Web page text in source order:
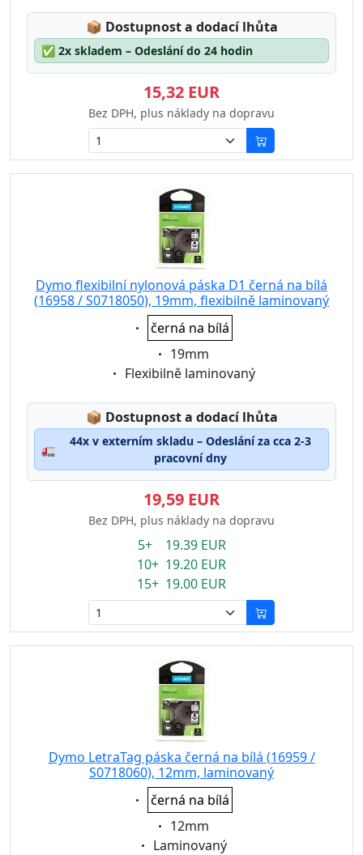
📦 Lagerstatus:
Dostupnost a dodací lhůta
✅ 2x skladem – Odeslání do 24 hodin
15,32 EUR
Bez DPH, plus náklady na dopravu
Dymo flexibilní nylonová páska D1 černá na bílá
(16958 / S0718050), 19mm, flexibilně laminovaný
Eigenschaft:
černá na bílá
Eigenschaft:
19mm
Eigenschaft:
Flexibilně laminovaný
📦 Lagerstatus:
Dostupnost a dodací lhůta
🚛
44x v externím skladu – Odeslání za cca 2-3
pracovní dny
19,59 EUR
Bez DPH, plus náklady na dopravu
5+ 19.39 EUR
10+ 19.20 EUR
15+ 19.00 EUR
Dymo LetraTag páska černá na bílá (16959 /
S0718060), 12mm, laminovaný
Eigenschaft:
černá na bílá
Eigenschaft:
12mm
Eigenschaft:
Laminovaný